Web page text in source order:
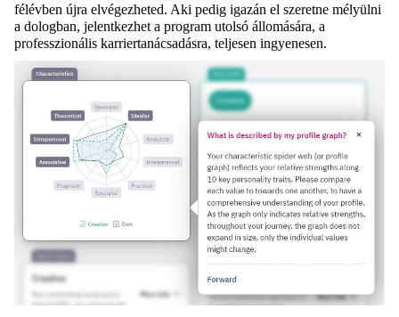
félévben újra elvégezheted. Aki pedig igazán el szeretne mélyülni
a dologban, jelentkezhet a program utolsó állomására, a
professzionális karriertanácsadásra, teljesen ingyenesen.